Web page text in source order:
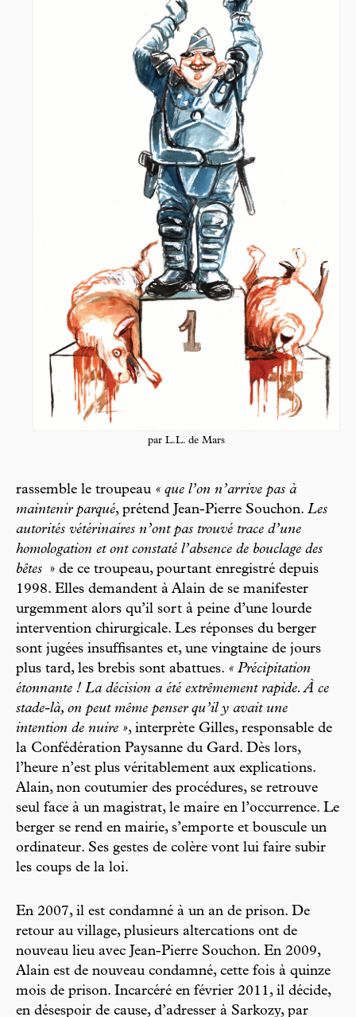
par L.L. de Mars
rassemble le troupeau « que l’on n’arrive pas à
maintenir parqué, prétend Jean-Pierre Souchon. Les
autorités vétérinaires n’ont pas trouvé trace d’une
homologation et ont constaté l’absence de bouclage des
bêtes » de ce troupeau, pourtant enregistré depuis
1998. Elles demandent à Alain de se manifester
urgemment alors qu’il sort à peine d’une lourde
intervention chirurgicale. Les réponses du berger
sont jugées insuffisantes et, une vingtaine de jours
plus tard, les brebis sont abattues. « Précipitation
étonnante ! La décision a été extrêmement rapide. À ce
stade-là, on peut même penser qu’il y avait une
intention de nuire », interprète Gilles, responsable de
la Confédération Paysanne du Gard. Dès lors,
l’heure n’est plus véritablement aux explications.
Alain, non coutumier des procédures, se retrouve
seul face à un magistrat, le maire en l’occurrence. Le
berger se rend en mairie, s’emporte et bouscule un
ordinateur. Ses gestes de colère vont lui faire subir
les coups de la loi.
En 2007, il est condamné à un an de prison. De
retour au village, plusieurs altercations ont de
nouveau lieu avec Jean-Pierre Souchon. En 2009,
Alain est de nouveau condamné, cette fois à quinze
mois de prison. Incarcéré en février 2011, il décide,
en désespoir de cause, d’adresser à Sarkozy, par